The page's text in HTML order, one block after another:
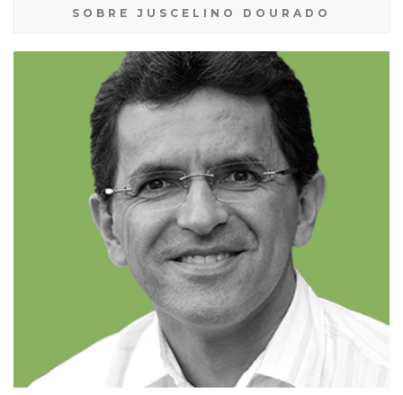
SOBRE JUSCELINO DOURADO